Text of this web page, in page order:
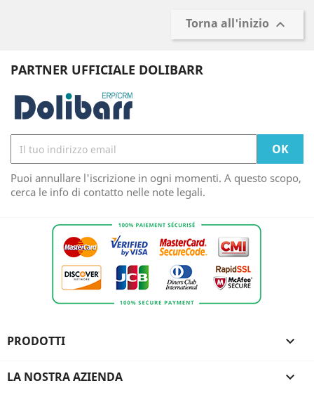
Torna all'inizio 
PARTNER UFFICIALE DOLIBARR
Puoi annullare l'iscrizione in ogni momenti. A questo scopo,
cerca le info di contatto nelle note legali.
PRODOTTI 
LA NOSTRA AZIENDA 